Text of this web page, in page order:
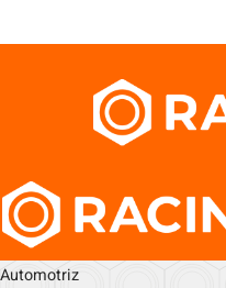
Automotriz